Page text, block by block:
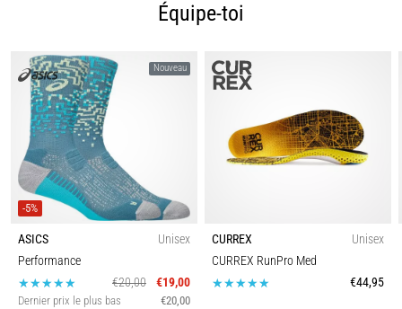
Équipe-toi
Nouveau
-5%
ASICS
Unisex
Performance
€20,00
€19,00
Dernier prix le plus bas €20,00
CURREX
Unisex
CURREX RunPro Med
€44,95